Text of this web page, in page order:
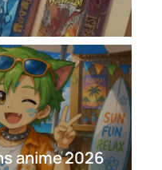
anime 2026